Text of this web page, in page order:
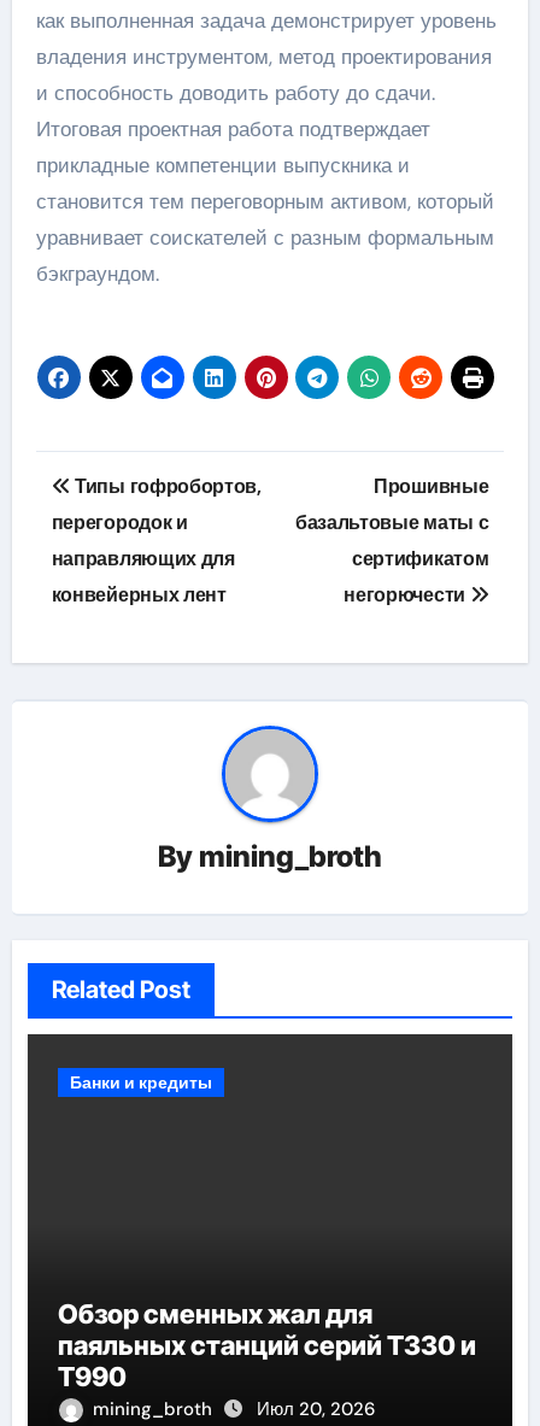
как выполненная задача демонстрирует уровень
владения инструментом, метод проектирования
и способность доводить работу до сдачи.
Итоговая проектная работа подтверждает
прикладные компетенции выпускника и
становится тем переговорным активом, который
уравнивает соискателей с разным формальным
бэкграундом.
Навигация
по
записям
Типы гофробортов,
перегородок и
направляющих для
конвейерных лент
Прошивные
базальтовые маты с
сертификатом
негорючести
By mining_broth
Related Post
Банки и кредиты
Обзор сменных жал для
паяльных станций серий T330 и
T990
mining_broth Июл 20, 2026